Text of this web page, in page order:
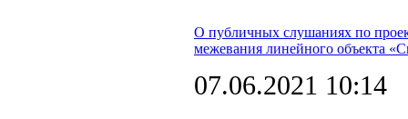
О публичных слушаниях по
межевания линейного объекта
07.06.2021 10:14